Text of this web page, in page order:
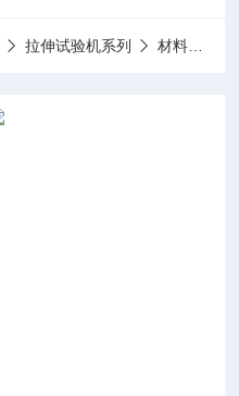
拉伸试验机系列 材料拉伸试验机